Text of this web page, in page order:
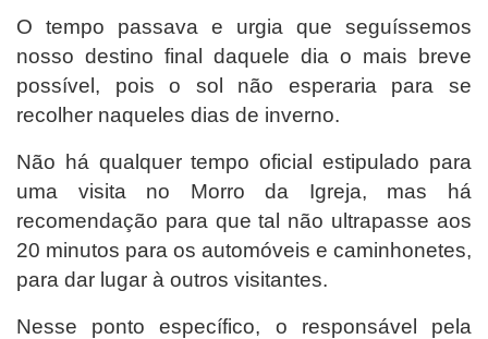
O tempo passava e urgia que seguíssemos
nosso destino final daquele dia o mais breve
possível, pois o sol não esperaria para se
recolher naqueles dias de inverno.
Não há qualquer tempo oficial estipulado para
uma visita no Morro da Igreja, mas há
recomendação para que tal não ultrapasse aos
20 minutos para os automóveis e caminhonetes,
para dar lugar à outros visitantes.
Nesse ponto específico, o responsável pela